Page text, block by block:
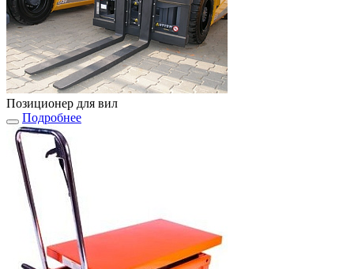
Позиционер для вил
Подробнее